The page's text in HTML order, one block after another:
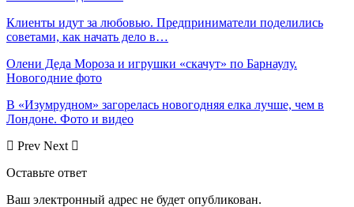
Клиенты идут за любовью. Предприниматели поделились
советами, как начать дело в…
Олени Деда Мороза и игрушки «скачут» по Барнаулу.
Новогодние фото
В «Изумрудном» загорелась новогодняя елка лучше, чем в
Лондоне. Фото и видео
Prev Next
Оставьте ответ
Ваш электронный адрес не будет опубликован.